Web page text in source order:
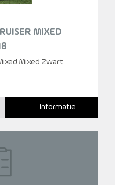
MIXED
Mixed Zwart
Informatie